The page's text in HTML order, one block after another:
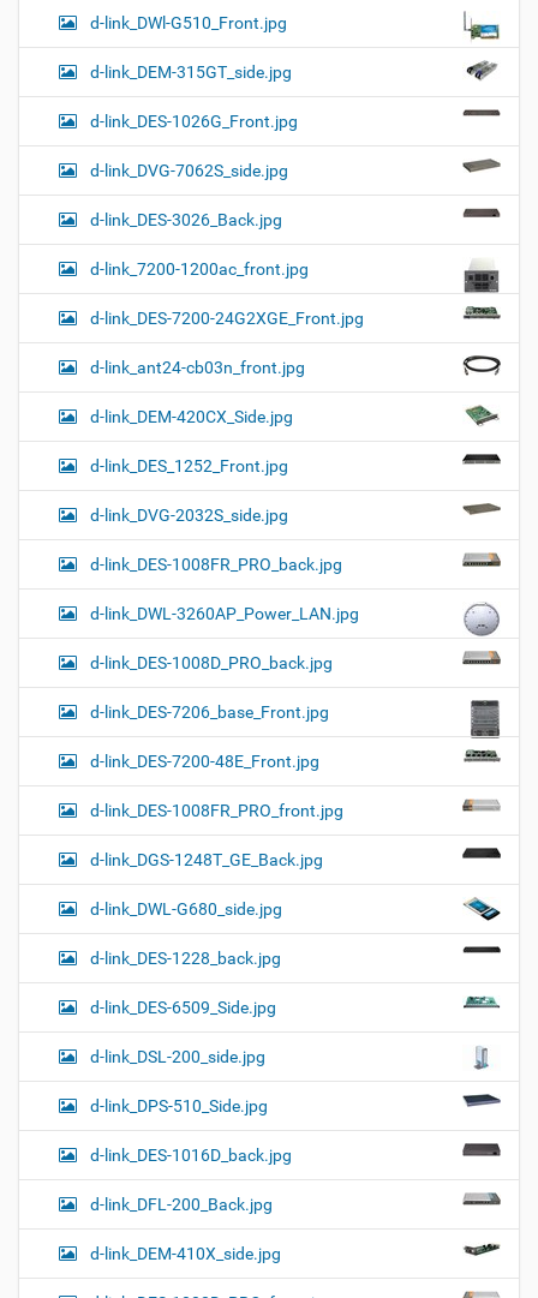
d-link_DWl-G510_Front.jpg
d-link_DEM-315GT_side.jpg
d-link_DES-1026G_Front.jpg
d-link_DVG-7062S_side.jpg
d-link_DES-3026_Back.jpg
d-link_7200-1200ac_front.jpg
d-link_DES-7200-24G2XGE_Front.jpg
d-link_ant24-cb03n_front.jpg
d-link_DEM-420CX_Side.jpg
d-link_DES_1252_Front.jpg
d-link_DVG-2032S_side.jpg
d-link_DES-1008FR_PRO_back.jpg
d-link_DWL-3260AP_Power_LAN.jpg
d-link_DES-1008D_PRO_back.jpg
d-link_DES-7206_base_Front.jpg
d-link_DES-7200-48E_Front.jpg
d-link_DES-1008FR_PRO_front.jpg
d-link_DGS-1248T_GE_Back.jpg
d-link_DWL-G680_side.jpg
d-link_DES-1228_back.jpg
d-link_DES-6509_Side.jpg
d-link_DSL-200_side.jpg
d-link_DPS-510_Side.jpg
d-link_DES-1016D_back.jpg
d-link_DFL-200_Back.jpg
d-link_DEM-410X_side.jpg